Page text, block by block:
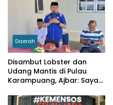
Daerah
Disambut Lobster dan
Udang Mantis di Pulau
Karampuang, Ajbar: Saya
Pemilu, tapi Menunaikan